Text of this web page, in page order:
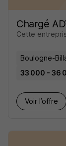
Chargé
Cette
Boulogne-
33 000 - 36
Voir l’offre